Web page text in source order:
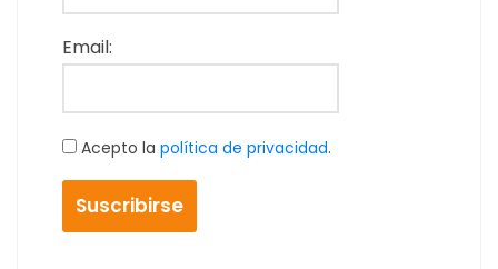
Email:
Acepto la política de privacidad.